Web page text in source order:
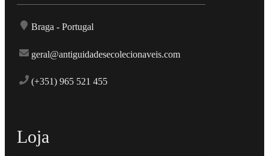
Braga - Portugal
geral@antiguidadesecolecionaveis.com
(+351) 965 521 455
Loja